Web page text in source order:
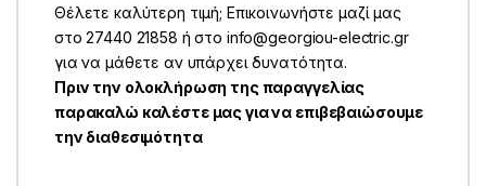
Θέλετε καλύτερη τιμή; Επικοινωνήστε μαζί μας
στο 27440 21858 ή στο info@georgiou-electric.gr
για να μάθετε αν υπάρχει δυνατότητα.
Πριν την ολοκλήρωση της παραγγελίας
παρακαλώ καλέστε μας για να επιβεβαιώσουμε
την διαθεσιμότητα